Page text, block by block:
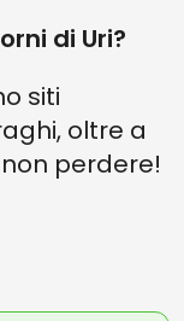
di Uri?
siti
oltre a
perdere!